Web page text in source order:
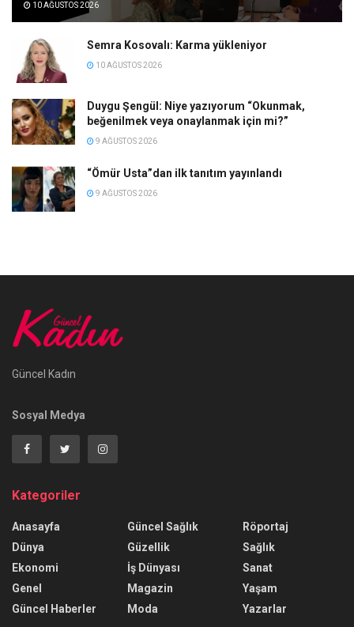
10 AĞUSTOS 2026
Semra Kosovalı: Karma yükleniyor
10 AĞUSTOS 2026
Duygu Şengül: Niye yazıyorum “Okunmak,
beğenilmek veya onaylanmak için mi?”
9 AĞUSTOS 2026
“Ömür Usta”dan ilk tanıtım yayınlandı
9 AĞUSTOS 2026
Güncel Kadın
Sosyal Medya
Kategoriler
Anasayfa
Dünya
Ekonomi
Genel
Güncel Haberler
Güncel Sağlık
Güzellik
İş Dünyası
Magazin
Moda
Röportaj
Sağlık
Sanat
Yaşam
Yazarlar